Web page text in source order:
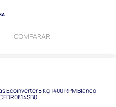
COMPARAR
Ecoinverter 8 Kg 1400 RPM Blanco